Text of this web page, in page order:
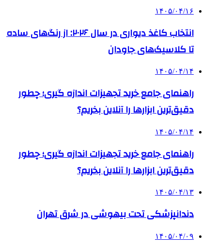
۱۴۰۵/۰۴/۱۶
انتخاب کاغذ دیواری در سال ۲۰۲۶: از رنگ‌های ساده
تا کلاسیک‌های جاودان
۱۴۰۵/۰۴/۱۴
راهنمای جامع خرید تجهیزات اندازه گیری؛ چطور
دقیق‌ترین ابزارها را آنلاین بخریم؟
۱۴۰۵/۰۴/۱۴
راهنمای جامع خرید تجهیزات اندازه گیری؛ چطور
دقیق‌ترین ابزارها را آنلاین بخریم؟
۱۴۰۵/۰۴/۱۳
دندانپزشکی تحت بیهوشی در شرق تهران
۱۴۰۵/۰۴/۰۹